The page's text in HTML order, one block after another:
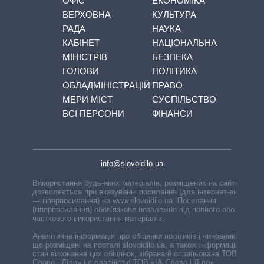
ВЕРХОВНА
РАДА
КАБІНЕТ
МІНІСТРІВ
ГОЛОВИ
ОБЛАДМІНІСТРАЦІЙ
МЕРИ МІСТ
ВСІ ПЕРСОНИ
КУЛЬТУРА
НАУКА
НАЦІОНАЛЬНА
БЕЗПЕКА
ПОЛІТИКА
ПРАВО
СУСПІЛЬСТВО
ФІНАНСИ
info@slovoidilo.ua
Використання будь-яких матеріалів, розміщених на сайті,
дозволяється при вказуванні посилання (для інтернет-видань
— гіперпосилання) на www.slovoidilo.ua. Посилання
(гіперпосилання) обов’язкове незалежно від повного або
часткового використання матеріалів.
Аналітична інформація про обіцянки політиків і чиновників,
що розміщені на порталі slovoidilo.ua, а також інформація про
стан виконання цих обіцянок, зібрана й опрацьована ТОВ «ІА